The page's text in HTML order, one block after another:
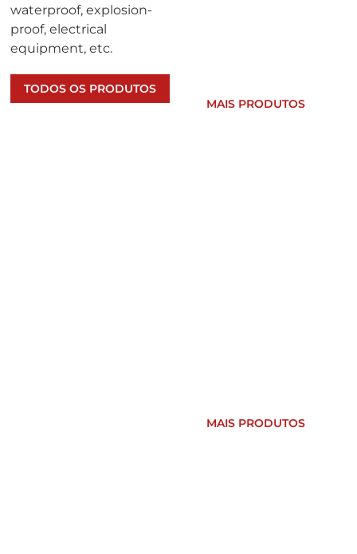
waterproof, explosion-
proof, electrical
equipment, etc.
TODOS OS PRODUTOS
MAIS PRODUTOS
MAIS PRODUTOS